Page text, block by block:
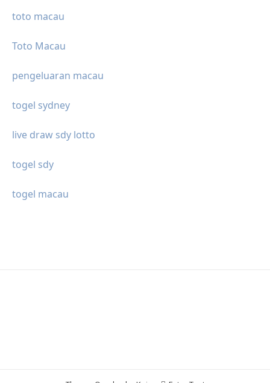
toto macau
Toto Macau
pengeluaran macau
togel sydney
live draw sdy lotto
togel sdy
togel macau